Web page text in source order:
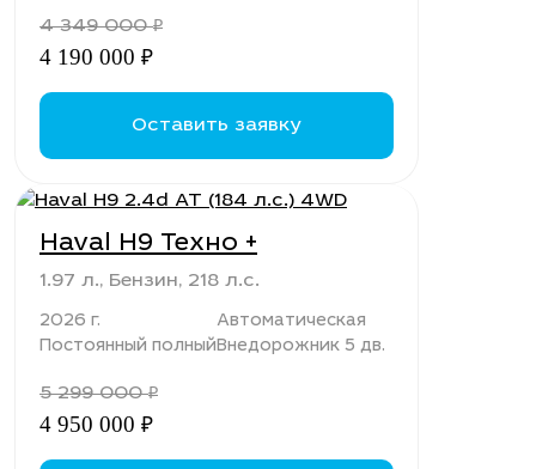
4 349 000₽
4 190 000 ₽
Оставить заявку
Haval H9 Техно +
1.97 л., Бензин, 218 л.с.
2026 г.
Постоянный полный
Автоматическая
Внедорожник 5 дв.
5 299 000₽
4 950 000 ₽